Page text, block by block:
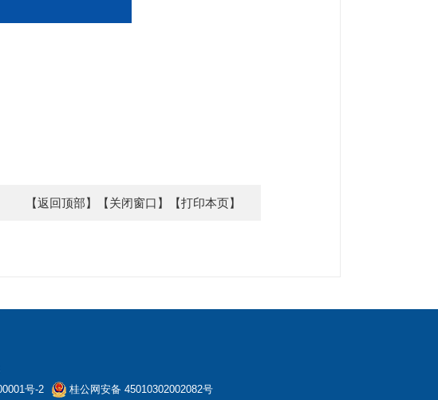
【返回顶部】 【关闭窗口】 【打印本页】
号-2 桂公网安备 45010302002082号